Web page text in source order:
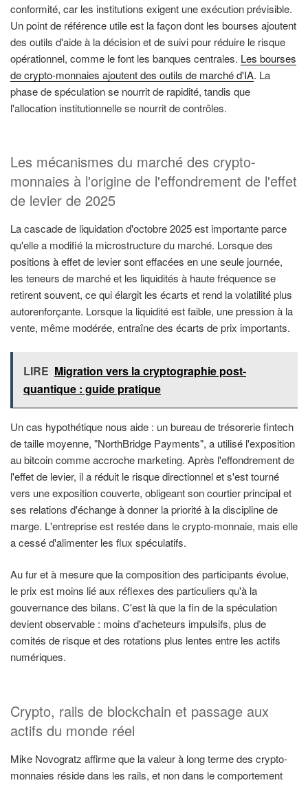
conformité, car les institutions exigent une exécution prévisible.
Un point de référence utile est la façon dont les bourses ajoutent
des outils d'aide à la décision et de suivi pour réduire le risque
opérationnel, comme le font les banques centrales. Les bourses
de crypto-monnaies ajoutent des outils de marché d'IA. La
phase de spéculation se nourrit de rapidité, tandis que
l'allocation institutionnelle se nourrit de contrôles.
Les mécanismes du marché des crypto-
monnaies à l'origine de l'effondrement de l'effet
de levier de 2025
La cascade de liquidation d'octobre 2025 est importante parce
qu'elle a modifié la microstructure du marché. Lorsque des
positions à effet de levier sont effacées en une seule journée,
les teneurs de marché et les liquidités à haute fréquence se
retirent souvent, ce qui élargit les écarts et rend la volatilité plus
autorenforçante. Lorsque la liquidité est faible, une pression à la
vente, même modérée, entraîne des écarts de prix importants.
LIRE Migration vers la cryptographie post-
quantique : guide pratique
Un cas hypothétique nous aide : un bureau de trésorerie fintech
de taille moyenne, "NorthBridge Payments", a utilisé l'exposition
au bitcoin comme accroche marketing. Après l'effondrement de
l'effet de levier, il a réduit le risque directionnel et s'est tourné
vers une exposition couverte, obligeant son courtier principal et
ses relations d'échange à donner la priorité à la discipline de
marge. L'entreprise est restée dans le crypto-monnaie, mais elle
a cessé d'alimenter les flux spéculatifs.
Au fur et à mesure que la composition des participants évolue,
le prix est moins lié aux réflexes des particuliers qu'à la
gouvernance des bilans. C'est là que la fin de la spéculation
devient observable : moins d'acheteurs impulsifs, plus de
comités de risque et des rotations plus lentes entre les actifs
numériques.
Crypto, rails de blockchain et passage aux
actifs du monde réel
Mike Novogratz affirme que la valeur à long terme des crypto-
monnaies réside dans les rails, et non dans le comportement